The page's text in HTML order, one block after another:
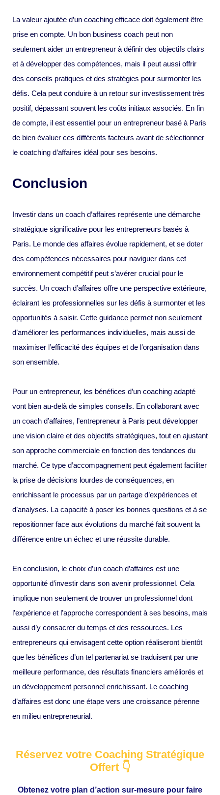
La valeur ajoutée d’un coaching efficace doit également être
prise en compte. Un bon business coach peut non
seulement aider un entrepreneur à définir des objectifs clairs
et à développer des compétences, mais il peut aussi offrir
des conseils pratiques et des stratégies pour surmonter les
défis. Cela peut conduire à un retour sur investissement très
positif, dépassant souvent les coûts initiaux associés. En fin
de compte, il est essentiel pour un entrepreneur basé à Paris
de bien évaluer ces différents facteurs avant de sélectionner
le coatching d’affaires idéal pour ses besoins.
Conclusion
Investir dans un coach d’affaires représente une démarche
stratégique significative pour les entrepreneurs basés à
Paris. Le monde des affaires évolue rapidement, et se doter
des compétences nécessaires pour naviguer dans cet
environnement compétitif peut s’avérer crucial pour le
succès. Un coach d’affaires offre une perspective extérieure,
éclairant les professionnelles sur les défis à surmonter et les
opportunités à saisir. Cette guidance permet non seulement
d’améliorer les performances individuelles, mais aussi de
maximiser l’efficacité des équipes et de l’organisation dans
son ensemble.
Pour un entrepreneur, les bénéfices d’un coaching adapté
vont bien au-delà de simples conseils. En collaborant avec
un coach d’affaires, l’entrepreneur à Paris peut développer
une vision claire et des objectifs stratégiques, tout en ajustant
son approche commerciale en fonction des tendances du
marché. Ce type d’accompagnement peut également faciliter
la prise de décisions lourdes de conséquences, en
enrichissant le processus par un partage d’expériences et
d’analyses. La capacité à poser les bonnes questions et à se
repositionner face aux évolutions du marché fait souvent la
différence entre un échec et une réussite durable.
En conclusion, le choix d’un coach d’affaires est une
opportunité d’investir dans son avenir professionnel. Cela
implique non seulement de trouver un professionnel dont
l’expérience et l’approche correspondent à ses besoins, mais
aussi d’y consacrer du temps et des ressources. Les
entrepreneurs qui envisagent cette option réaliseront bientôt
que les bénéfices d’un tel partenariat se traduisent par une
meilleure performance, des résultats financiers améliorés et
un développement personnel enrichissant. Le coaching
d’affaires est donc une étape vers une croissance pérenne
en milieu entrepreneurial.
Réservez votre Coaching Stratégique
Offert 👇
Obtenez votre plan d’action sur-mesure pour faire